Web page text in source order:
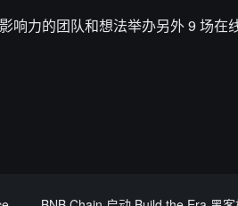
力的团队和想法举办另外 9 场在